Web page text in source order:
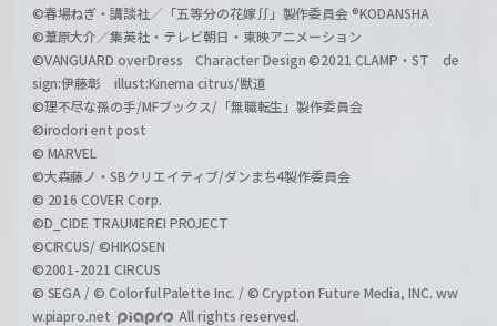
©春場ねぎ・講談社／「五等分の花嫁∬」製作委員会 ®KODANSHA
©葦原大介／集英社・テレビ朝日・東映アニメーション
©VANGUARD overDress Character Design ©2021 CLAMP・ST de
sign:伊藤彰 illust:Kinema citrus/獣道
©理不尽な孫の手/MFブックス/「無職転生」製作委員会
©irodori ent post
© MARVEL
©大森藤ノ・SBクリエイティブ/ダンまち4製作委員会
© 2016 COVER Corp.
©D_CIDE TRAUMEREI PROJECT
©CIRCUS/ ©HIKOSEN
©2001-2021 CIRCUS
© SEGA / © Colorful Palette Inc. / © Crypton Future Media, INC. ww
w.piapro.net
All rights reserved.